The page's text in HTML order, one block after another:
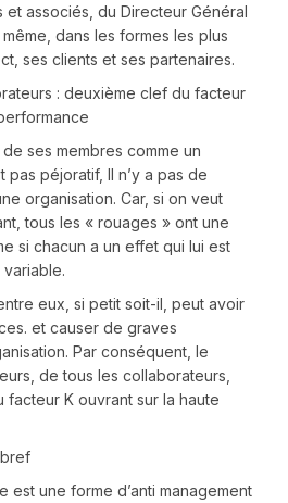
associés, du Directeur Général
dans les formes les plus
ses clients et ses partenaires.
: deuxième clef du facteur
ses membres comme un
pas péjoratif, Il n’y a pas de
organisation. Car, si on veut
tous les « rouages » ont une
si chacun a un effet qui lui est
eux, si petit soit-il, peut avoir
et causer de graves
Par conséquent, le
de tous les collaborateurs,
K ouvrant sur la haute
est une forme d’anti management